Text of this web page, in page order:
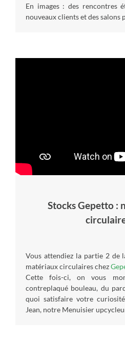
En images : des rencontres
nouveaux clients et des salons
Stocks Gepetto :
Vous attendiez la partie 2 de
matériaux circulaires chez
Cette fois-ci, on vous
contreplaqué bouleau, du
quoi satisfaire votre
Jean, notre Menuisier